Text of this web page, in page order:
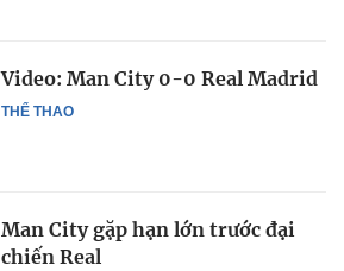
THỂ THAO
Video: Man City 0-0 Real Madrid
Man City gặp hạn lớn trước đại
chiến Real